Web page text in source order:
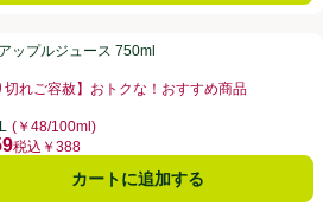
5.0点。
ップルジュース 750ml
切れご容赦】おトクな！おすすめ商品
(￥48/100ml)
税込￥388
カートに追加する